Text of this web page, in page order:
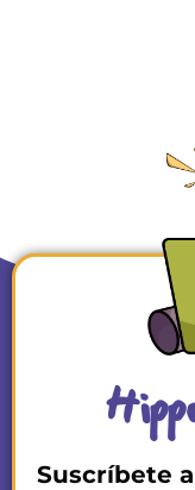
Suscríbete